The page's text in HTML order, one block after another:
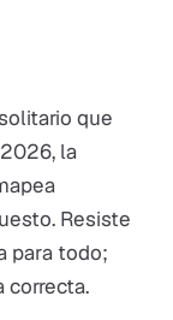
que
la
Resiste
para todo;
correcta.